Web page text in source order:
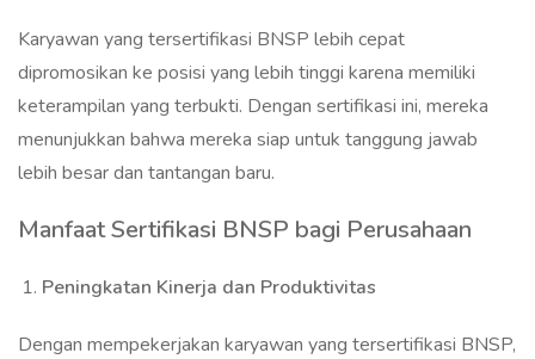
Karyawan yang tersertifikasi BNSP lebih cepat
dipromosikan ke posisi yang lebih tinggi karena memiliki
keterampilan yang terbukti. Dengan sertifikasi ini, mereka
menunjukkan bahwa mereka siap untuk tanggung jawab
lebih besar dan tantangan baru.
Manfaat Sertifikasi BNSP bagi Perusahaan
Peningkatan Kinerja dan Produktivitas
Dengan mempekerjakan karyawan yang tersertifikasi BNSP,